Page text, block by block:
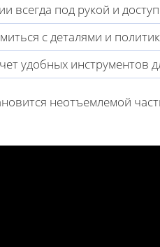
всегда под рукой и
с деталями и
удобных инструментов
неотъемлемой